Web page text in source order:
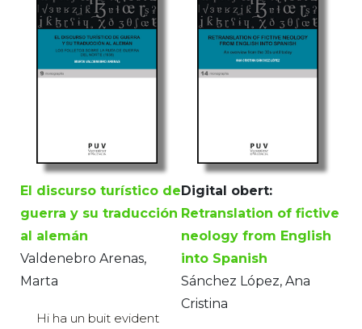
El discurso turístico de
guerra y su traducción
al alemán
Valdenebro Arenas,
Marta
Hi ha un buit evident
Digital obert:
Retranslation of fictive
neology from English
into Spanish
Sánchez López, Ana
Cristina